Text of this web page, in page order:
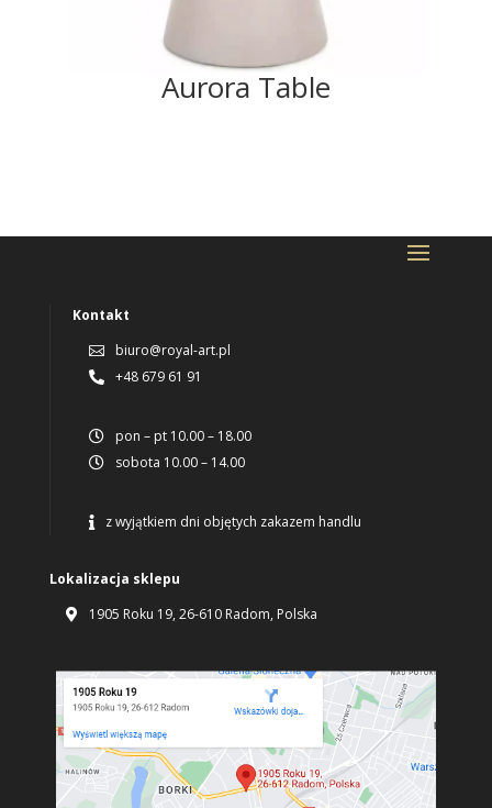
Aurora Table
Kontakt
 biuro@royal-art.pl
 +48 679 61 91
 pon – pt 10.00 – 18.00
 sobota 10.00 – 14.00
 z wyjątkiem dni objętych zakazem handlu
Lokalizacja sklepu
 1905 Roku 19, 26-610 Radom, Polska